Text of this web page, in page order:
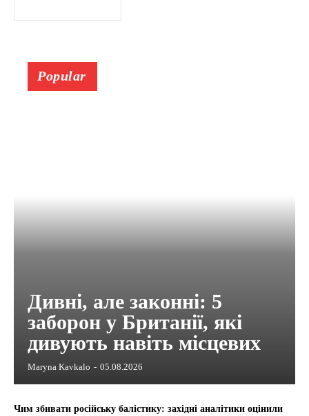
Popular
Дивні, але законні: 5
заборон у Британії, які
дивують навіть місцевих
Maryna Kavkalo - 05.08.2026
Чим збивати російську балістику: західні аналітики оцінили